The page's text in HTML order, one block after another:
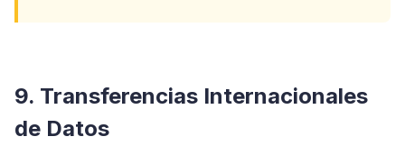
9. Transferencias Internacionales
de Datos